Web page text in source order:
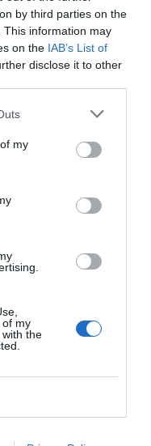
by third parties on the
This information may
on the IAB’s List of
disclose it to other
my
of my
the
entre las
renovables y la
7.300 millones de
2.700 millones
vinculados con el
de la factura
(PGE), el
(renovables) o
(los costes
electricidad a
el PER
De los peajes
de sastre para
impropias del
definitiva, han
nuestra factura